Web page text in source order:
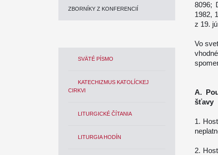
ZBORNÍKY Z KONFERENCIÍ
SVÄTÉ PÍSMO
KATECHIZMUS KATOLÍCKEJ
CIRKVI
LITURGICKÉ ČÍTANIA
LITURGIA HODÍN
8096;
1982,
z 19.
Vo
A.
šťavy
1.
2.